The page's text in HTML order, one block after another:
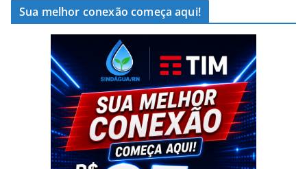
Sua melhor conexão começa aqui!